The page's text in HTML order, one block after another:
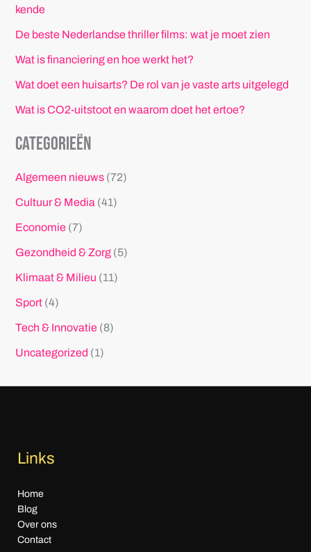
kende
De beste Nederlandse thriller films: wat je moet zien
Wat is financiering en hoe werkt het?
Wat doet een huisarts? De rol van je vaste arts uitgelegd
Wat is CO2-uitstoot en waarom doet het ertoe?
Categorieën
Algemeen nieuws(72)
Cultuur & Media(41)
Economie(7)
Gezondheid & Zorg(5)
Klimaat & Milieu (11)
Sport(4)
Tech & Innovatie(8)
Uncategorized (1)
Links
Home
Blog
Over ons
Contact